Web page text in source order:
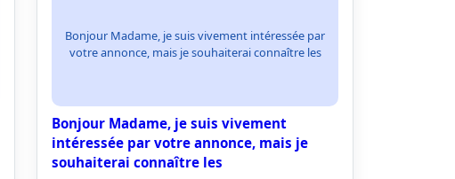
Bonjour Madame, je suis vivement intéressée par
votre annonce, mais je souhaiterai connaître les
Bonjour Madame, je suis vivement
intéressée par votre annonce, mais je
souhaiterai connaître les